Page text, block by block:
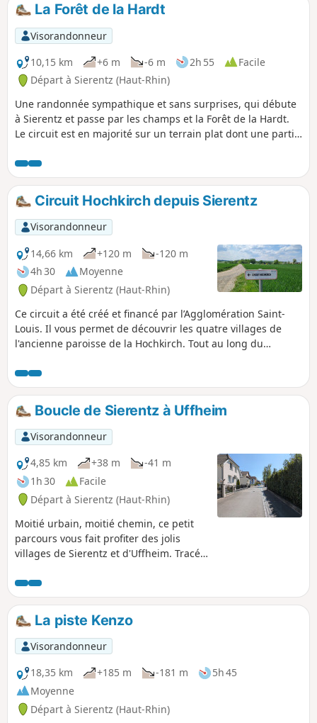
La Forêt de la Hardt
Visorandonneur
10,15 km
+6 m -6 m 2h 55
Facile
Départ à Sierentz (Haut-Rhin)
Une randonnée sympathique et sans surprises, qui débute
à Sierentz et passe par les champs et la Forêt de la Hardt.
Le circuit est en majorité sur un terrain plat dont une partie
aux cyclistes.
Circuit Hochkirch depuis Sierentz
Visorandonneur
14,66 km
+120 m
-120 m
4h 30
Moyenne
Départ à Sierentz (Haut-Rhin)
Ce circuit a été créé et financé par l’Agglomération Saint-
Louis. Il vous permet de découvrir les quatre villages de
l'ancienne paroisse de la Hochkirch. Tout au long du
de cette région du Sud de l'Alsace.
Boucle de Sierentz à Uffheim
Visorandonneur
4,85 km
+38 m
-41 m
1h 30
Facile
Départ à Sierentz (Haut-Rhin)
Moitié urbain, moitié chemin, ce petit
parcours vous fait profiter des jolis
villages de Sierentz et d'Uffheim. Tracé
exposé, avec un arrêt pique-nique
agréable, à mi-parcours.
La piste Kenzo
Visorandonneur
18,35 km
+185 m -181 m
5h 45
Moyenne
Départ à Sierentz (Haut-Rhin)